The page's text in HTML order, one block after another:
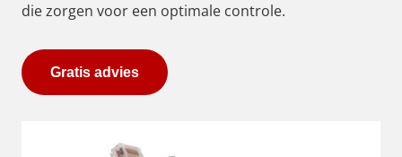
die zorgen voor een optimale controle.
Gratis advies